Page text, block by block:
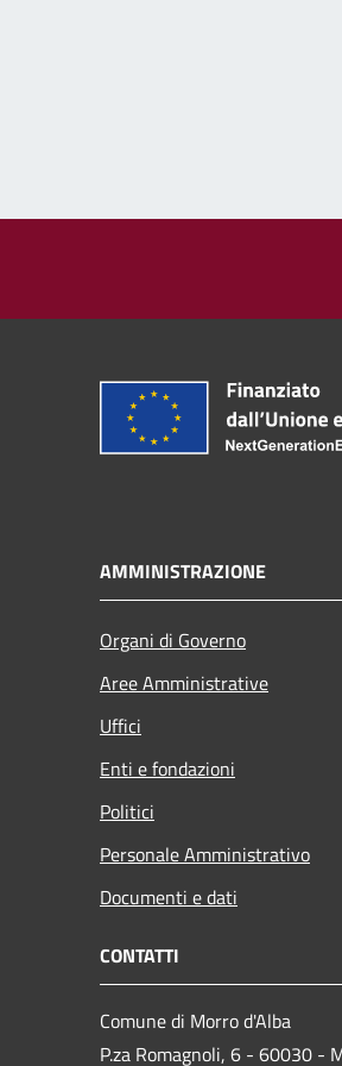
AMMINISTRAZIONE
Organi di Governo
Aree Amministrative
Uffici
Enti e fondazioni
Politici
Personale Amministrativo
Documenti e dati
CONTATTI
Comune di Morro d'Alba
P.za Romagnoli, 6 - 60030 -